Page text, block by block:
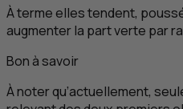
À terme elles tendent,
augmenter la part verte par
Bon à savoir
À noter qu’actuellement,